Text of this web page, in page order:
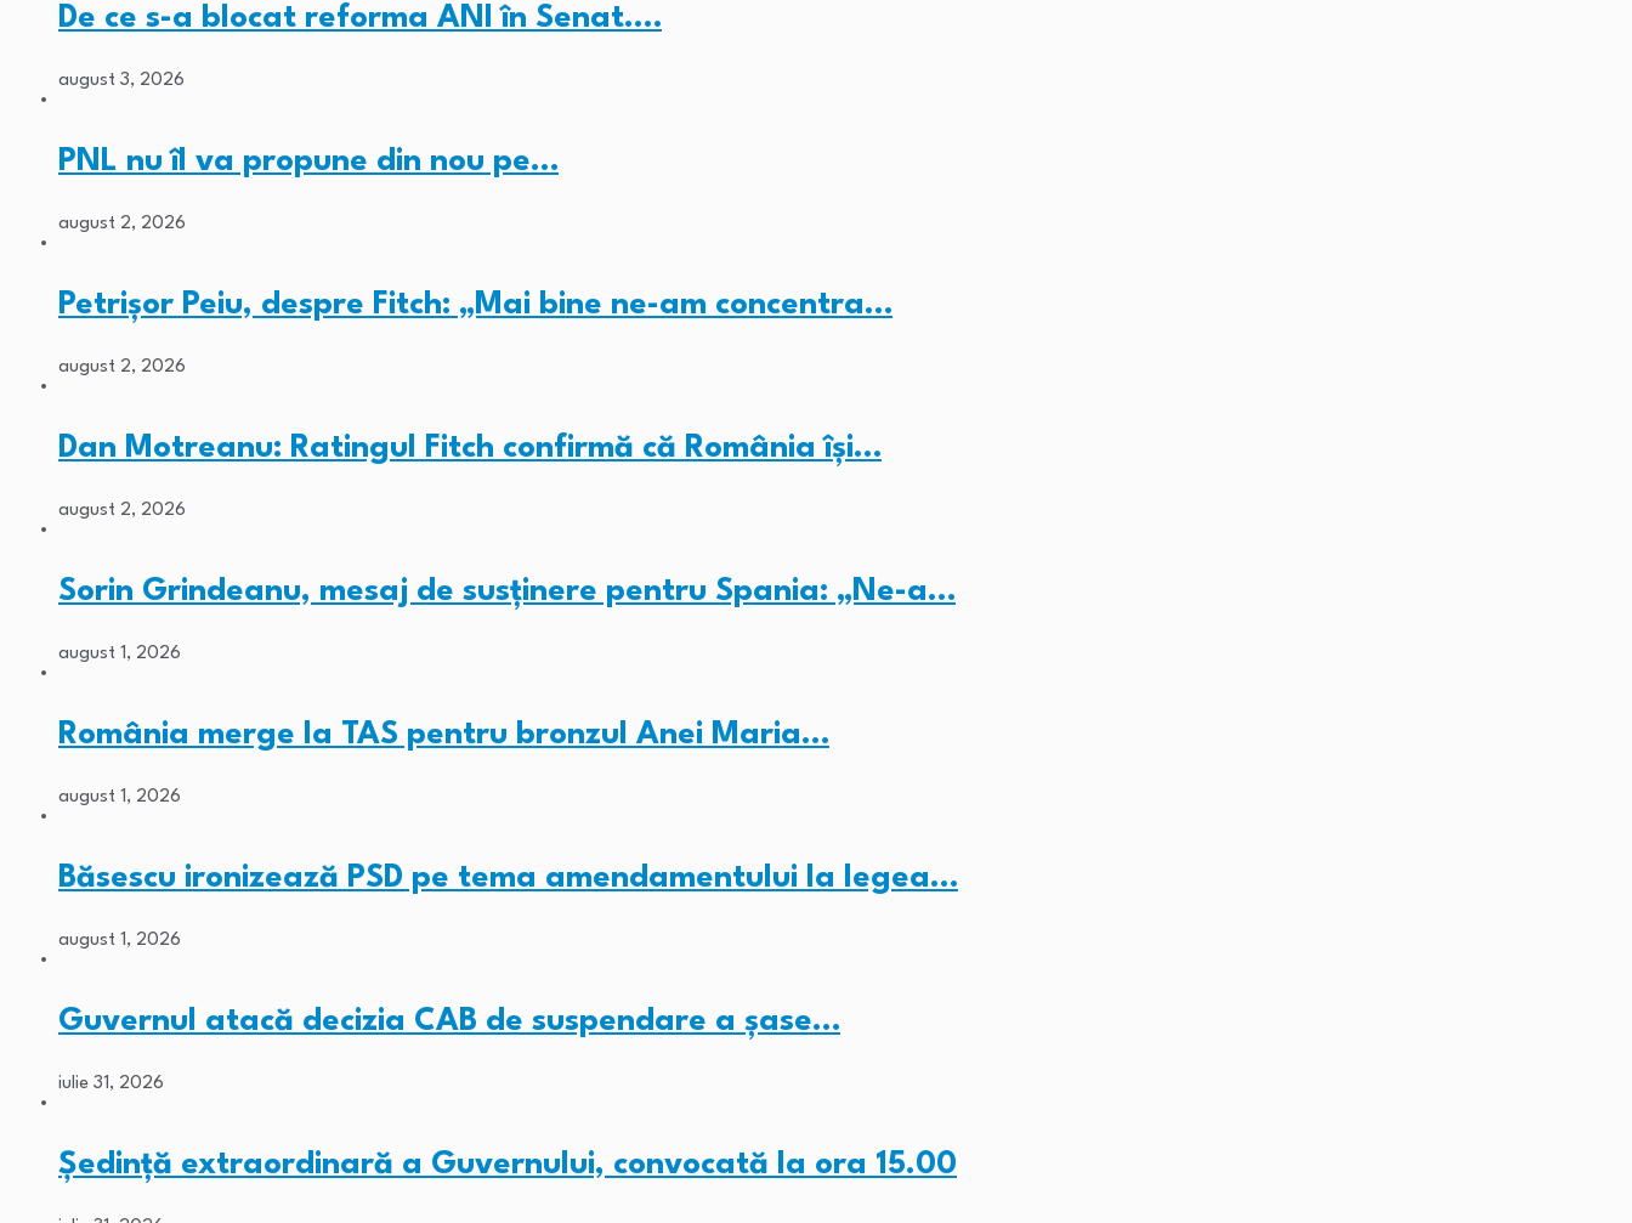
De ce s-a blocat reforma ANI în Senat.…
august 3, 2026
PNL nu îl va propune din nou pe…
august 2, 2026
Petrișor Peiu, despre Fitch: „Mai bine ne-am concentra…
august 2, 2026
Dan Motreanu: Ratingul Fitch confirmă că România își…
august 2, 2026
Sorin Grindeanu, mesaj de susținere pentru Spania: „Ne-a…
august 1, 2026
România merge la TAS pentru bronzul Anei Maria…
august 1, 2026
Băsescu ironizează PSD pe tema amendamentului la legea…
august 1, 2026
Guvernul atacă decizia CAB de suspendare a șase…
iulie 31, 2026
Ședință extraordinară a Guvernului, convocată la ora 15.00